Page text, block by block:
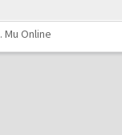
. Mu Online